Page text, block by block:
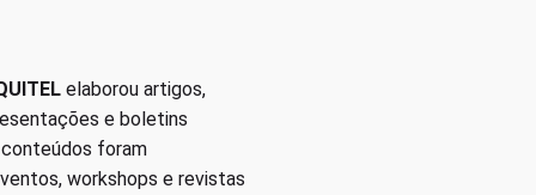
elaborou artigos,
e boletins
foram
workshops e revistas